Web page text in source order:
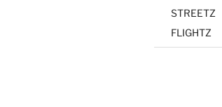
STREETZ
FLIGHTZ